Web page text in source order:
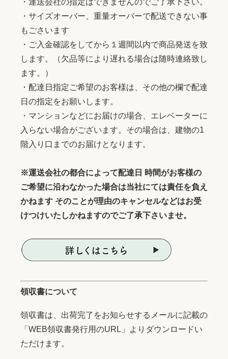
・サイズオーバー、重量オーバーで配送できない事
もごさいます
・ご入金確認をしてから１週間以内で商品発送を致
します。（欠品等により遅れる場合は随時連絡致し
ます。）
・配達日指定ご希望のお客様は、その他の欄で配達
日の指定をお願いします。
・マンションなどにお届けの場合、エレベーターに
入らない場合がございます。その場合は、建物の1
階入り口までのお届けとなります。
※運送会社の都合によって配達日 時間がお客様の
ご希望に沿わなかった場合は当社にては責任を負え
かねます そのことが理由のキャンセルなどはお受
けつけいたしかねますのでご了承下さいませ。
領収書について
領収書は、出荷完了をお知らせするメールに記載の
「WEB領収書発行用のURL」よりダウンロードい
ただけます。